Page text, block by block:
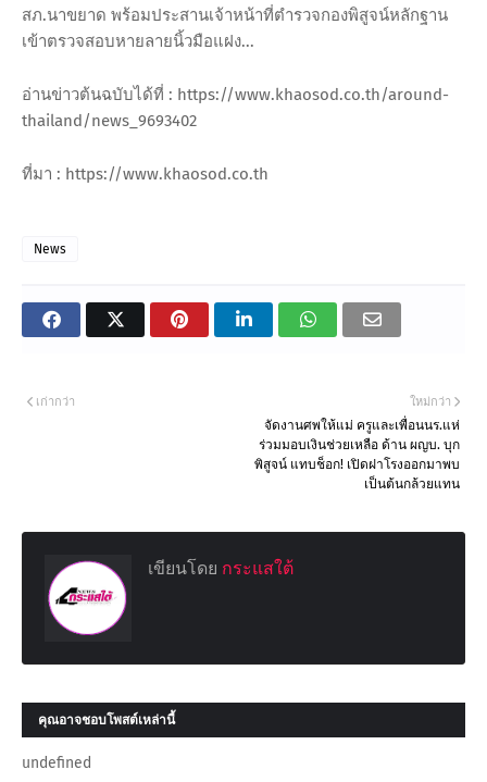
สภ.นาขยาด พร้อมประสานเจ้าหน้าที่ตำรวจกองพิสูจน์หลักฐาน
เข้าตรวจสอบหายลายนิ้วมือแฝง...
อ่านข่าวต้นฉบับได้ที่ : https://www.khaosod.co.th/around-
thailand/news_9693402
ที่มา : https://www.khaosod.co.th
News
ใหม่กว่า
จัดงานศพให้แม่ ครูและเพื่อนนร.แห่
ร่วมมอบเงินช่วยเหลือ ด้าน ผญบ. บุก
พิสูจน์ แทบช็อก! เปิดฝาโรงออกมาพบ
เป็นต้นกล้วยแทน
เก่ากว่า
เขียนโดย กระแสใต้
คุณอาจชอบโพสต์เหล่านี้
undefined